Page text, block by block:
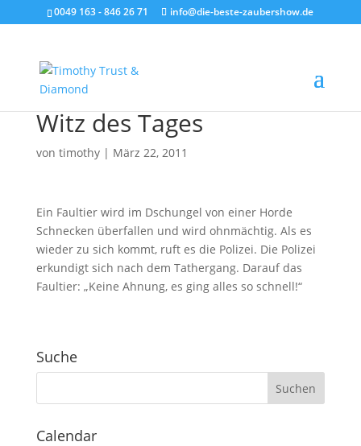
0049 163 - 846 26 71 info@die-beste-zaubershow.de
Witz des Tages
von timothy| März 22, 2011
Ein Faultier wird im Dschungel von einer Horde
Schnecken überfallen und wird ohnmächtig. Als es
wieder zu sich kommt, ruft es die Polizei. Die Polizei
erkundigt sich nach dem Tathergang. Darauf das
Faultier: „Keine Ahnung, es ging alles so schnell!“
Suche
Calendar